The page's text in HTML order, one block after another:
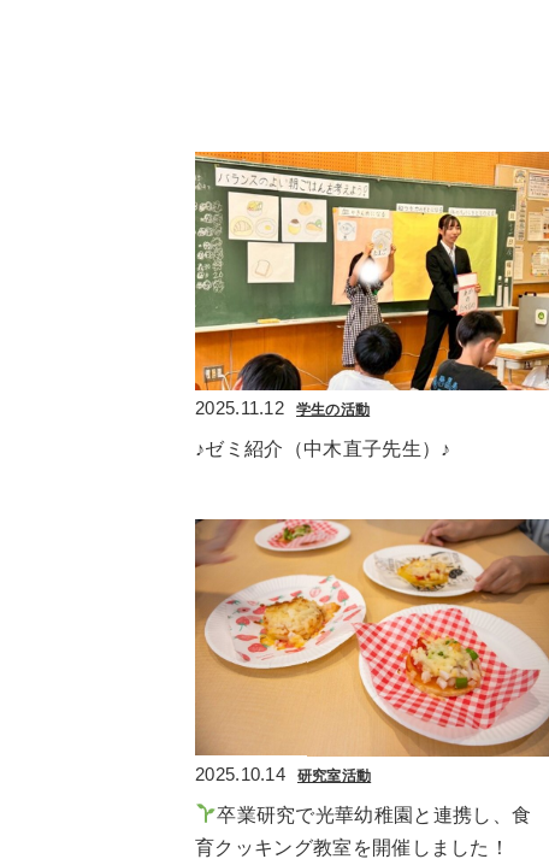
2025.11.12 学生の活動
♪ゼミ紹介（中木直子先生）♪
2025.10.14 研究室活動
卒業研究で光華幼稚園と連携し、食
育クッキング教室を開催しました！